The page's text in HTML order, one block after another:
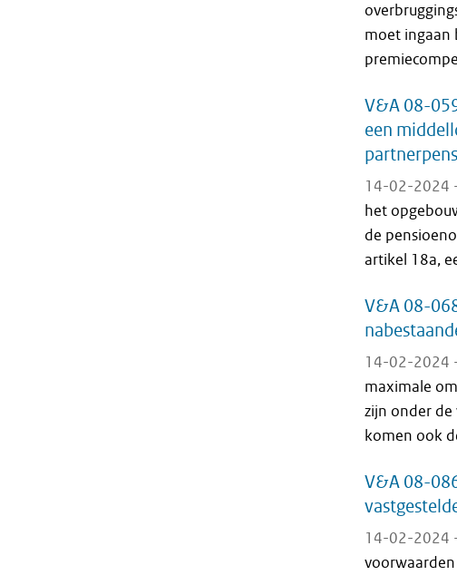
moet ingaan
V&A 08-
een
14-02-2024
het
de
artikel 18a,
V&A 08-
14-02-2024
maximale
zijn onder de
komen ook
V&A 08-
14-02-2024